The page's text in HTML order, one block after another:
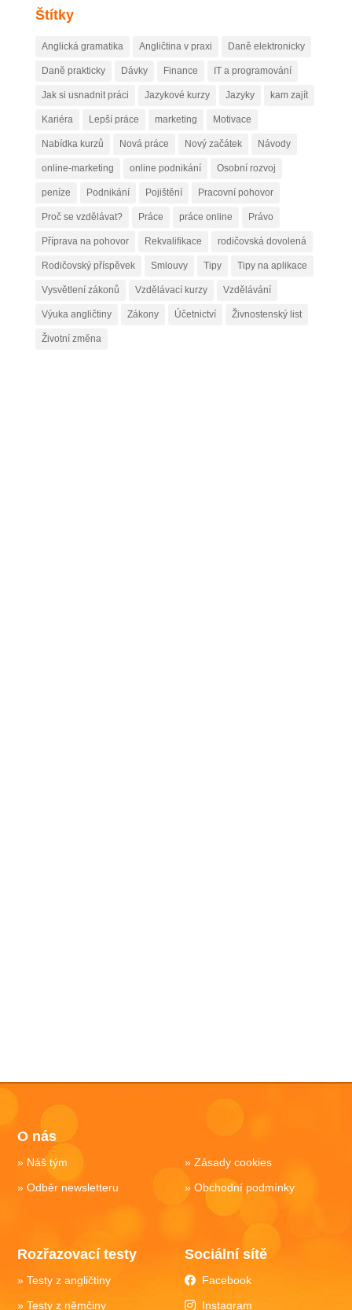
Štítky
Anglická gramatika Angličtina v praxi Daně elektronicky
Daně prakticky Dávky Finance IT a programování
Jak si usnadnit práci Jazykové kurzy Jazyky kam zajít
Kariéra Lepší práce marketing Motivace
Nabídka kurzů Nová práce Nový začátek Návody
online-marketing online podnikání Osobní rozvoj
peníze Podnikání Pojištění Pracovní pohovor
Proč se vzdělávat? Práce práce online Právo
Příprava na pohovor Rekvalifikace rodičovská dovolená
Rodičovský příspěvek Smlouvy Tipy Tipy na aplikace
Vysvětlení zákonů Vzdělávací kurzy Vzdělávání
Výuka angličtiny Zákony Účetnictví Živnostenský list
Životní změna
O nás
Náš tým
Odběr newsletteru
Zásady cookies
Obchodní podmínky
Rozřazovací testy
Testy z angličtiny
Testy z němčiny
Sociální sítě
Facebook
Instagram